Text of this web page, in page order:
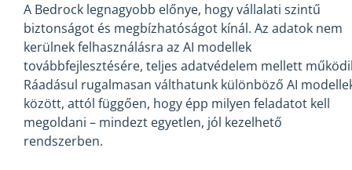
A Bedrock legnagyobb előnye, hogy vállalati szintű
biztonságot és megbízhatóságot kínál. Az adatok nem
kerülnek felhasználásra az AI modellek
továbbfejlesztésére, teljes adatvédelem mellett
Ráadásul rugalmasan válthatunk különböző AI
között, attól függően, hogy épp milyen feladatot kell
megoldani – mindezt egyetlen, jól kezelhető
rendszerben.